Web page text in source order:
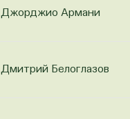
Джорджио Армани
Дмитрий Белоглазов